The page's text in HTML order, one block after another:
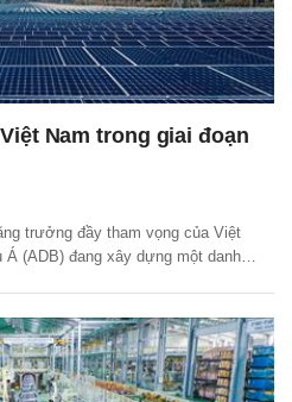
Nam trong giai đoạn
trưởng đầy tham vọng của Việt
Á (ADB) đang xây dựng một danh